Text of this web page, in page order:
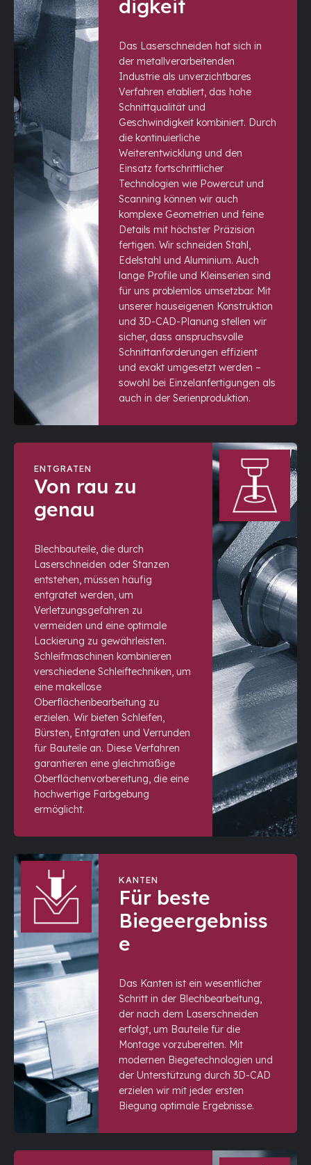
digkeit
Das Laserschneiden hat sich in
der metallverarbeitenden
Industrie als unverzichtbares
Verfahren etabliert, das hohe
Schnittqualität und
Geschwindigkeit kombiniert. Durch
die kontinuierliche
Weiterentwicklung und den
Einsatz fortschrittlicher
Technologien wie Powercut und
Scanning können wir auch
komplexe Geometrien und feine
Details mit höchster Präzision
fertigen. Wir schneiden Stahl,
Edelstahl und Aluminium. Auch
lange Profile und Kleinserien sind
für uns problemlos umsetzbar. Mit
unserer hauseigenen Konstruktion
und 3D-CAD-Planung stellen wir
sicher, dass anspruchsvolle
Schnittanforderungen effizient
und exakt umgesetzt werden –
sowohl bei Einzelanfertigungen als
auch in der Serienproduktion.
ENTGRATEN
Von rau zu
genau
Blechbauteile, die durch
Laserschneiden oder Stanzen
entstehen, müssen häufig
entgratet werden, um
Verletzungsgefahren zu
vermeiden und eine optimale
Lackierung zu gewährleisten.
Schleifmaschinen kombinieren
verschiedene Schleiftechniken, um
eine makellose
Oberflächenbearbeitung zu
erzielen. Wir bieten Schleifen,
Bürsten, Entgraten und Verrunden
für Bauteile an. Diese Verfahren
garantieren eine gleichmäßige
Oberflächenvorbereitung, die eine
hochwertige Farbgebung
ermöglicht.
KANTEN
Für beste
Biegeergebniss
e
Das Kanten ist ein wesentlicher
Schritt in der Blechbearbeitung,
der nach dem Laserschneiden
erfolgt, um Bauteile für die
Montage vorzubereiten. Mit
modernen Biegetechnologien und
der Unterstützung durch 3D-CAD
erzielen wir mit jeder ersten
Biegung optimale Ergebnisse.